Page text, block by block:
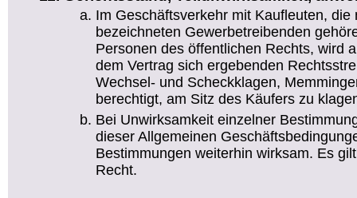
Im Geschäftsverkehr mit Kaufleuten, die
bezeichneten Gewerbetreibenden
Personen des öffentlichen Rechts, wird
dem Vertrag sich ergebenden
Wechsel- und Scheckklagen,
berechtigt, am Sitz des Käufers zu
Bei Unwirksamkeit einzelner
dieser Allgemeinen
Bestimmungen weiterhin wirksam. Es
Recht.